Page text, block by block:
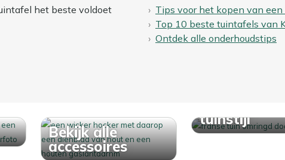
het beste voldoet
Tips voor het kopen van
Top 10 beste tuintafels van
Ontdek alle onderhoudstips
Bekijk alle
accessoires
tuinstijl